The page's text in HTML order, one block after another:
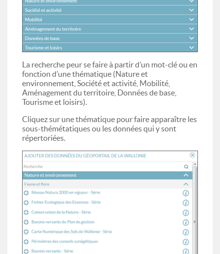
La recherche peur se faire à partir d’un mot-clé ou en
fonction d’une thématique (Nature et
environnement, Société et activité, Mobilité,
Aménagement du territoire, Données de base,
Tourisme et loisirs).
Cliquez sur une thématique pour faire apparaître les
sous-thémétatiques ou les données qui y sont
répertoriées.